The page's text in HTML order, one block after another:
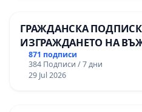
ГРАЖДАНСКА
ИЗГРАЖДАНЕТО НА
НА ТЕРИТОРИЯТА НА
ЗАБЕЛЕЖИТЕЛНОСТ
ОСВОБОДИТЕЛИТЕ“
871 подписи
384 Подписи / 7 дни
29 Jul 2026